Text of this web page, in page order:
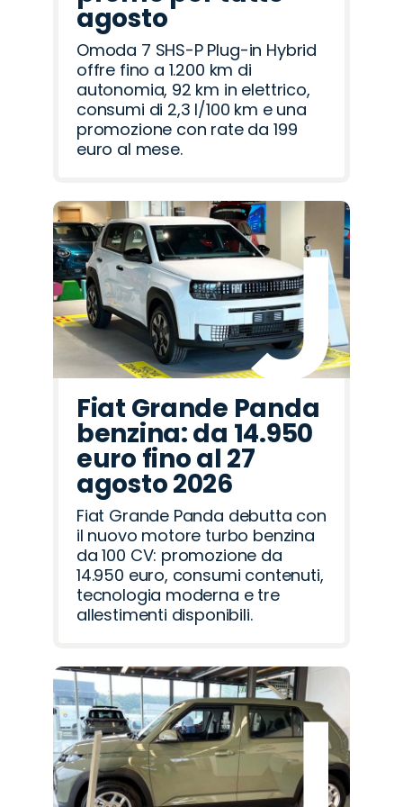
agosto
Omoda 7 SHS-P Plug-in Hybrid
offre fino a 1.200 km di
autonomia, 92 km in elettrico,
consumi di 2,3 l/100 km e una
promozione con rate da 199
euro al mese.
Fiat Grande Panda
benzina: da 14.950
euro fino al 27
agosto 2026
Fiat Grande Panda debutta con
il nuovo motore turbo benzina
da 100 CV: promozione da
14.950 euro, consumi contenuti,
tecnologia moderna e tre
allestimenti disponibili.